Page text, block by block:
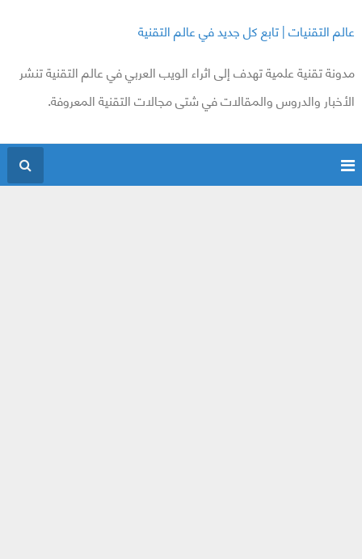
عالم التقنيات | تابع كل جديد في عالم التقنية
مدونة تقنية علمية تهدف إلى اثراء الويب العربي في عالم التقنية تنشر
الأخبار والدروس والمقالات في شتى مجالات التقنية المعروفة.